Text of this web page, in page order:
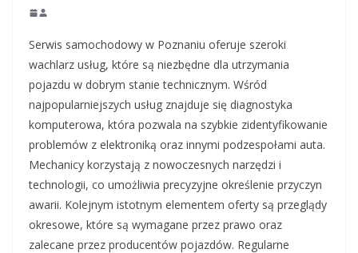
Serwis samochodowy w Poznaniu oferuje szeroki
wachlarz usług, które są niezbędne dla utrzymania
pojazdu w dobrym stanie technicznym. Wśród
najpopularniejszych usług znajduje się diagnostyka
komputerowa, która pozwala na szybkie zidentyfikowanie
problemów z elektroniką oraz innymi podzespołami auta.
Mechanicy korzystają z nowoczesnych narzędzi i
technologii, co umożliwia precyzyjne określenie przyczyn
awarii. Kolejnym istotnym elementem oferty są przeglądy
okresowe, które są wymagane przez prawo oraz
zalecane przez producentów pojazdów. Regularne